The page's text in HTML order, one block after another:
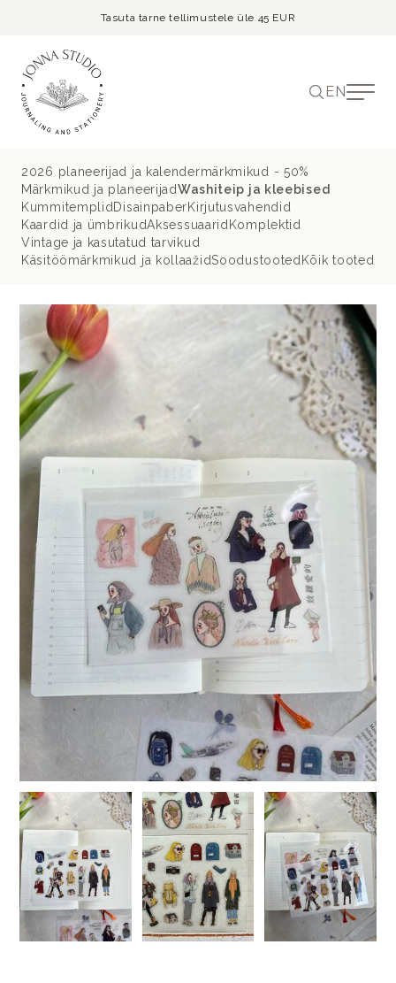
Tasuta tarne tellimustele üle 45 EUR
EN
2026 planeerijad ja kalendermärkmikud - 50%
Märkmikud ja planeerijadWashiteip ja kleebised
Kummitemplid DisainpaberKirjutusvahendid
Kaardid ja ümbrikudAksessuaarid Komplektid
Vintage ja kasutatud tarvikud
Käsitöömärkmikud ja kollaažidSoodustooted Kõik tooted